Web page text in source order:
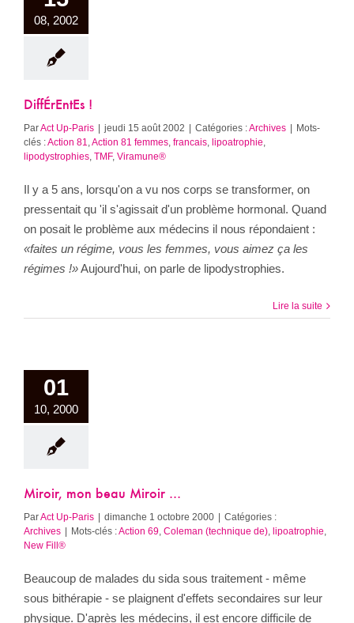
08, 2002
DiffÉrEntEs !
ParAct Up-Paris | jeudi 15 août 2002 | Catégories :Archives | Mots-
clés :Action 81 Action 81 femmes francais lipoatrophie
lipodystrophies TMF, Viramune®
Il y a 5 ans, lorsqu'on a vu nos corps se transformer, on
pressentait qu 'il s'agissait d'un problème hormonal. Quand
on posait le problème aux médecins il nous répondaient :
«faites un régime, vous les femmes, vous aimez ça les
régimes !»Aujourd'hui, on parle de lipodystrophies.
Lire la suite
01
10, 2000
Miroir, mon beau Miroir …
ParAct Up-Paris | dimanche 1 octobre 2000 | Catégories :
Archives | Mots-clés :Action 69 Coleman (technique de) lipoatrophie
New Fill®
Beaucoup de malades du sida sous traitement - même
sous bithérapie - se plaignent d'effets secondaires sur leur
physique. D'après les médecins, il est encore difficile de